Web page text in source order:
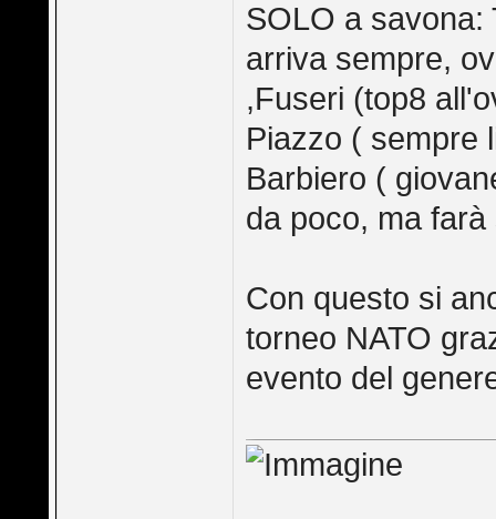
SOLO a savona:
arriva sempre,
,Fuseri (top8
Piazzo ( sempre
Barbiero (
da poco, ma
Con questo si
torneo NATO
evento del